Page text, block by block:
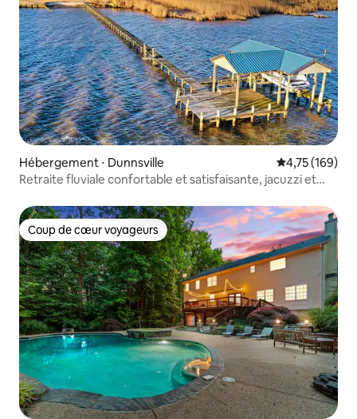
Hébergement ⋅ Dunnsville Évaluation
4,75 (169)
Retraite fluviale confortable et satisfaisante, jacuzzi et
Coup de cœur voyageurs
Coup de cœur voyageurs